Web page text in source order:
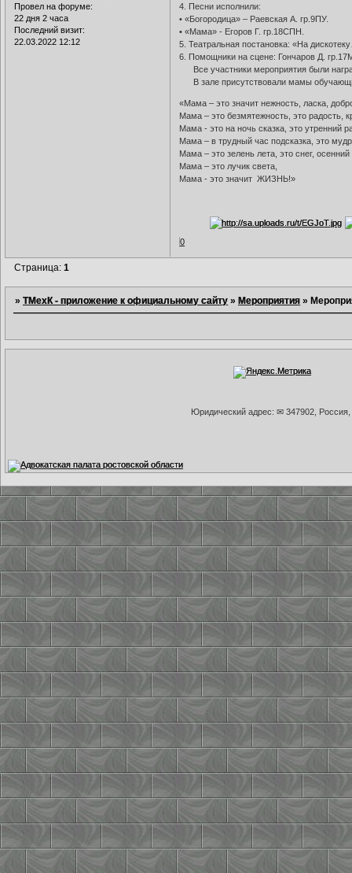
Провел на форуме:
22 дня 2 часа
Последний визит:
22.03.2022 12:12
4. Песни исполнили:
• «Богородица» – Раевская А. гр.9ПУ.
• «Мама» - Егоров Г. гр.18СПН.
5. Театральная постановка: «На
6. Помощники на сцене: Гончаров Д.
Все участники мероприятия были
В зале присутствовали мамы
«Мама – это значит нежность, ласка,
Мама – это безмятежность, это радость,
Мама - это на ночь сказка, это утренний
Мама – в трудный час подсказка, это
Мама – это зелень лета, это снег, осенний
Мама – это лучик света,
Мама - это значит ЖИЗНЬ!»
0
Страница:1
»ТМехК - приложение к официальному сайту »Мероприятия »
Юридический адрес: ✉ 347902,